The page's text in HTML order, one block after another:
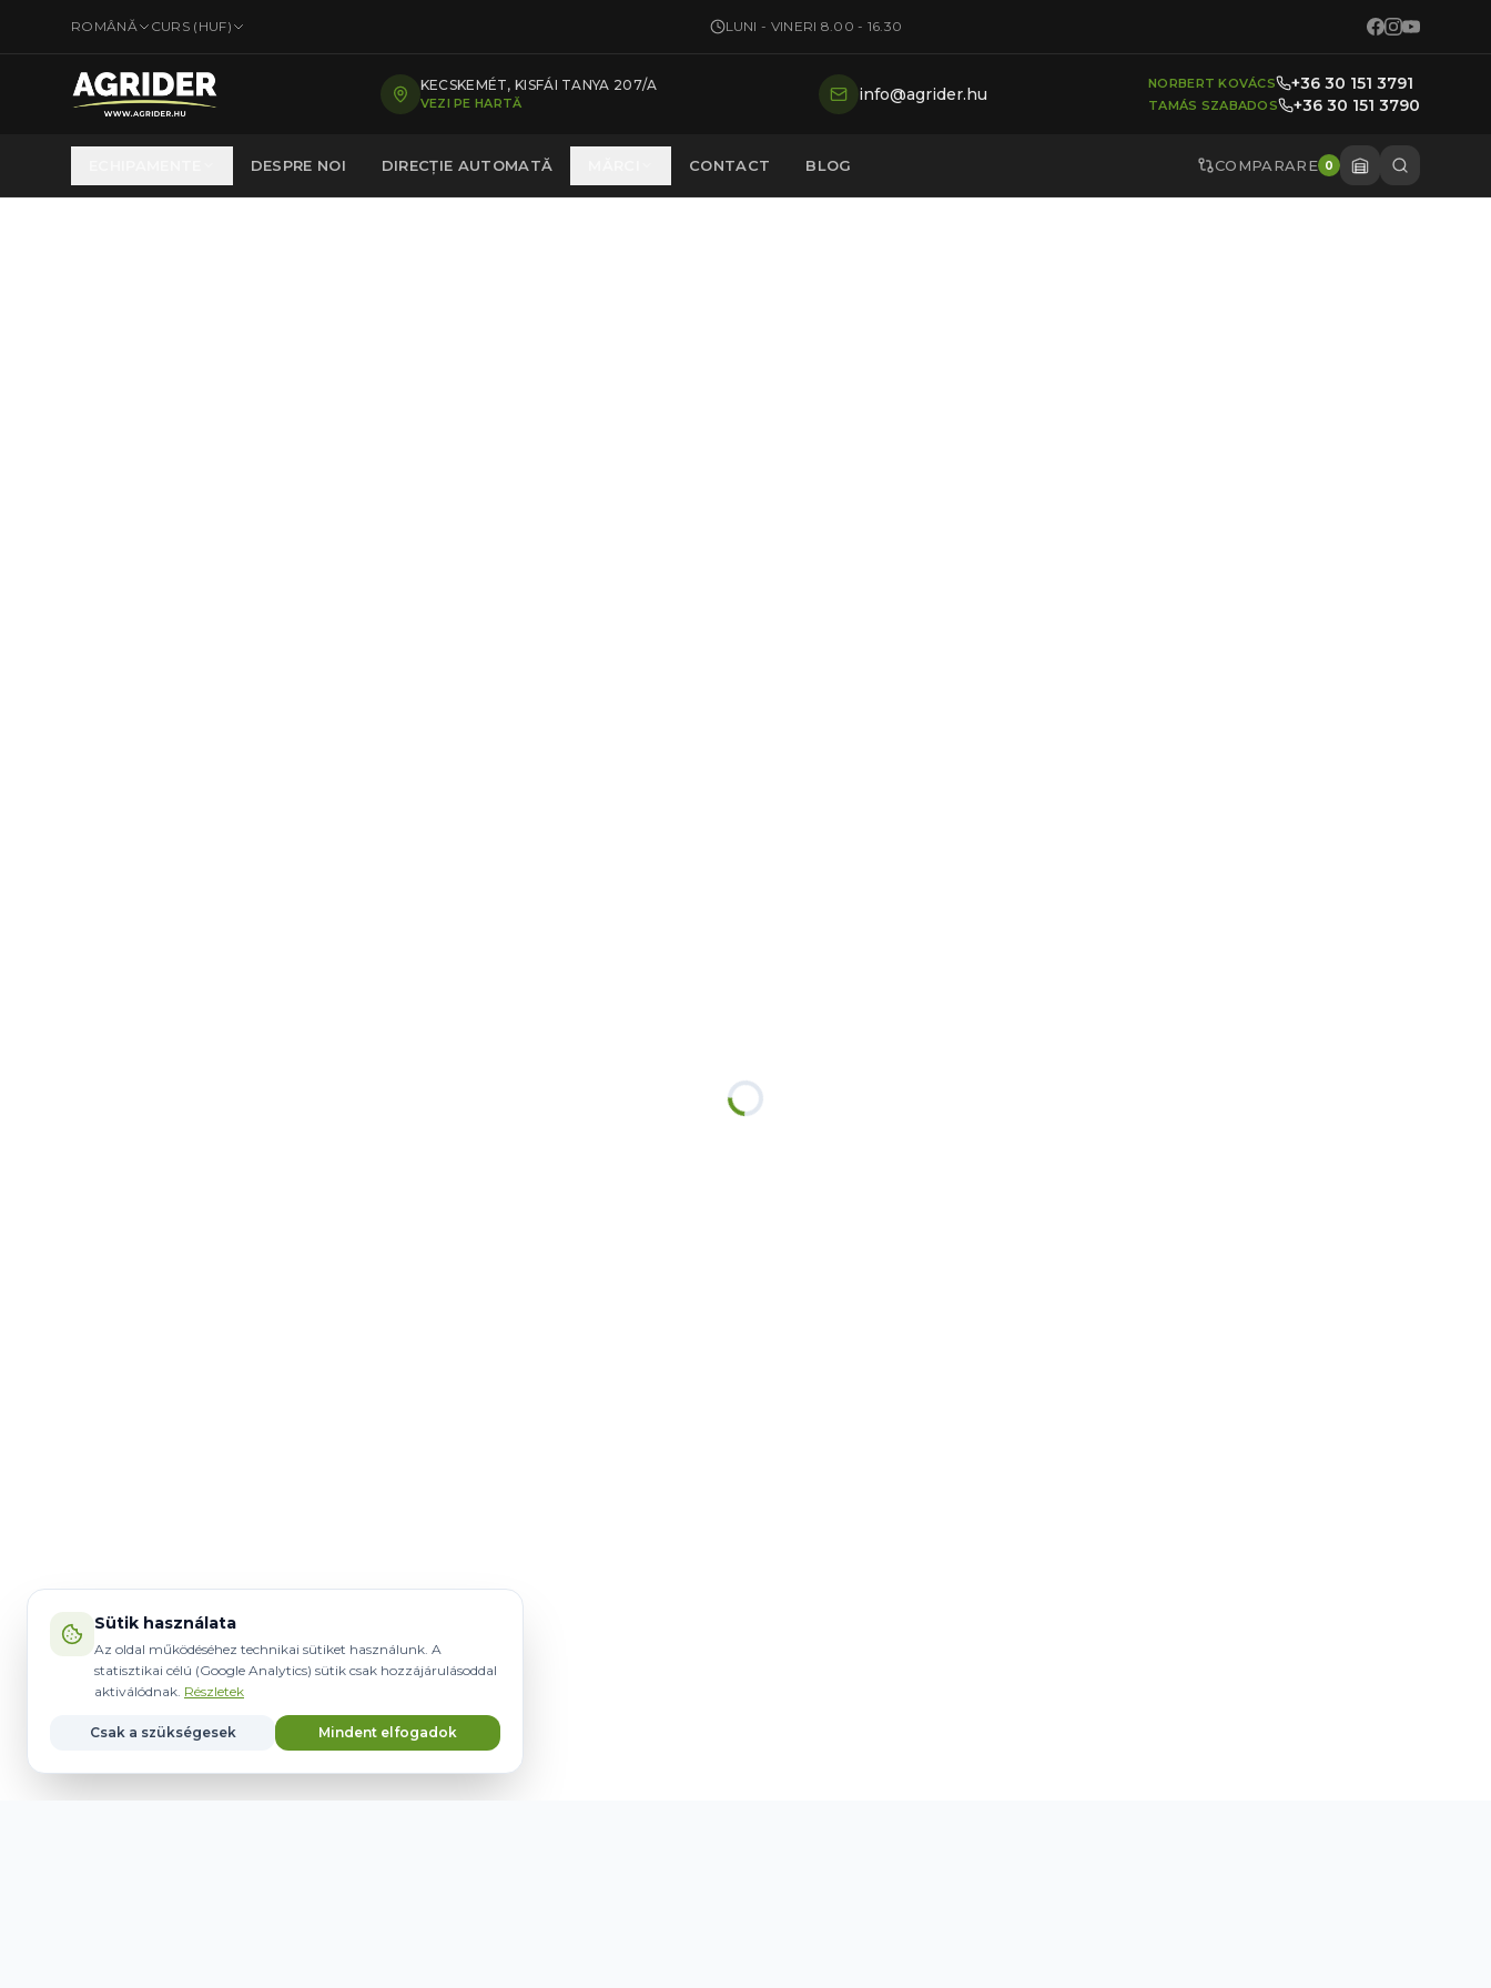
ROMÂNĂ CURS ( HUF) LUNI - VINERI 8.00 - 16.30
KECSKEMÉT, KISFÁI TANYA 207/A
VEZI PE HARTĂ info@agrider.hu
NORBERT KOVÁCS +36 30 151 3791
TAMÁS SZABADOS +36 30 151 3790
DESPRE NOI DIRECȚIE AUTOMATĂ CONTACT BLOG COMPARARE 0
Sütik használata
Az oldal működéséhez technikai sütiket használunk. A
statisztikai célú (Google Analytics) sütik csak hozzájárulásoddal
aktiválódnak. Részletek
Csak a szükségesek Mindent elfogadok